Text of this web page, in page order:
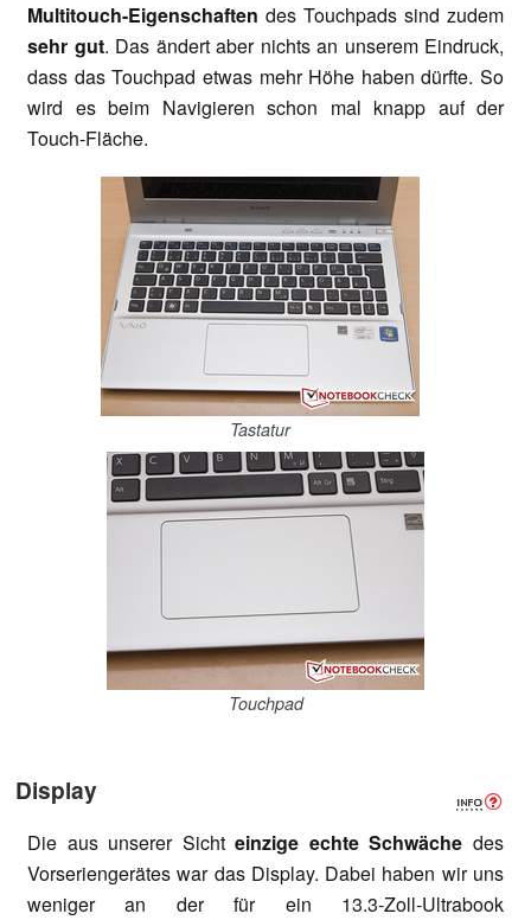
Multitouch-Eigenschaften des Touchpads sind zudem
sehr gut. Das ändert aber nichts an unserem Eindruck,
dass das Touchpad etwas mehr Höhe haben dürfte. So
wird es beim Navigieren schon mal knapp auf der
Touch-Fläche.
Tastatur
Touchpad
Display
Die aus unserer Sichteinzige echte Schwäche des
Vorseriengerätes war das Display. Dabei haben wir uns
weniger an der für ein 13.3-Zoll-Ultrabook